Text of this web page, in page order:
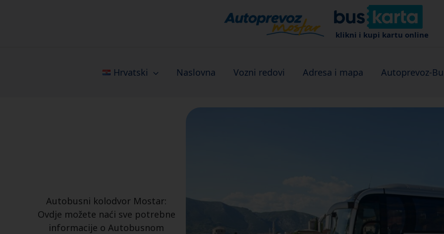
klikni i kupi kartu online
Hrvatski Naslovna Vozni redovi Adresa i mapa Autoprevoz-
Autobusni kolodvor Mostar:
Ovdje možete naći sve potrebne
informacije o Autobusnom